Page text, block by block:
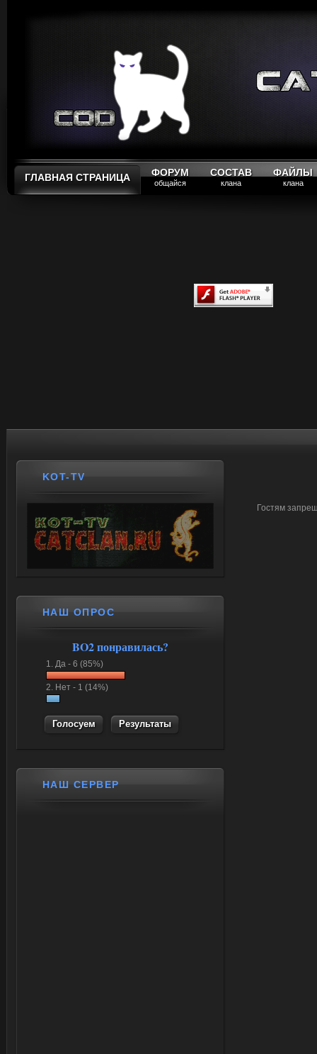
ГЛАВНАЯ СТРАНИЦА ФОРУМ
общайся
СОСТАВ
клана
ФАЙЛЫ
клана
Гостям
KOT-TV
НАШ ОПРОС
BO2 понравилась?
1. Да - 6 (85%)
2. Нет - 1 (14%)
Результаты
НАШ СЕРВЕР